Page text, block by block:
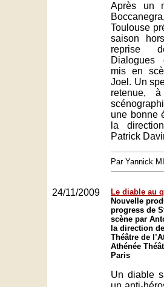
Après un
Toulouse
saison
reprise
Dialogues
mis en
Joel. Un
retenue,
une bonne
la
Patrick
Par Yannick
24/11/2009
Le diable au
Nouvelle
progress de
scène par
la direction
Théâtre de
Athénée
Paris
Un diable